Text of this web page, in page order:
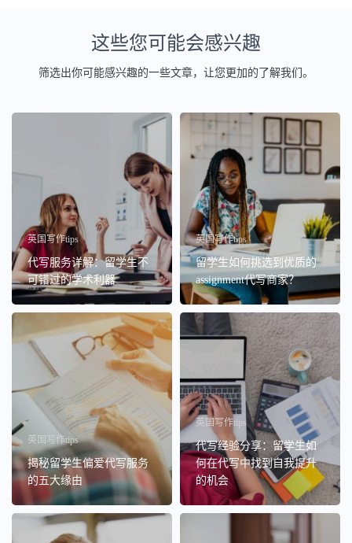
这些您可能会感兴趣
筛选出你可能感兴趣的一些文章，让您更加的了解我们。
英国写作tips
代写服务详解：留学生不
可错过的学术利器
英国写作tips
留学生如何挑选到优质的
assignment代写商家？
英国写作tips
揭秘留学生偏爱代写服务
的五大缘由
英国写作tips
代写经验分享：留学生如
何在代写中找到自我提升
的机会